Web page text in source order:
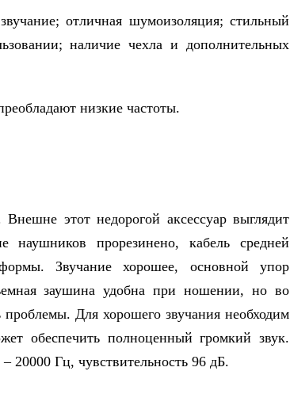
отличная шумоизоляция; стильный
наличие чехла и дополнительных
низкие частоты.
этот недорогой аксессуар выглядит
наушников прорезинено, кабель средней
Звучание хорошее, основной упор
заушина удобна при ношении, но во
проблемы. Для хорошего звучания необходим
обеспечить полноценный громкий звук.
20000 Гц, чувствительность 96 дБ.